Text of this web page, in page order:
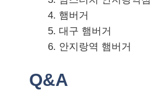
햄버거
대구 햄버거
안지랑역 햄버거
Q&A